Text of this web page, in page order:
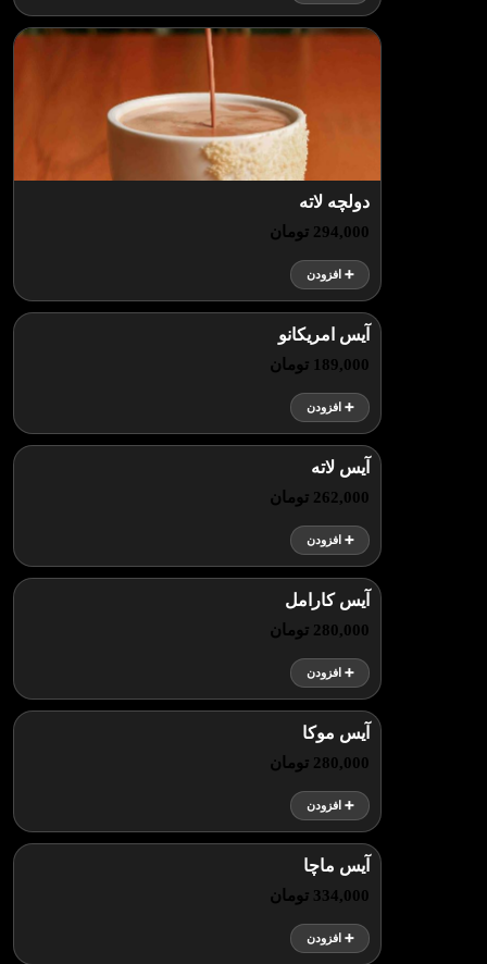
دولچه لاته
294,000 تومان
➕ افزودن
آیس امریکانو
189,000 تومان
➕ افزودن
آیس لاته
262,000 تومان
➕ افزودن
آیس کارامل
280,000 تومان
➕ افزودن
آیس موکا
280,000 تومان
➕ افزودن
آیس ماچا
334,000 تومان
➕ افزودن